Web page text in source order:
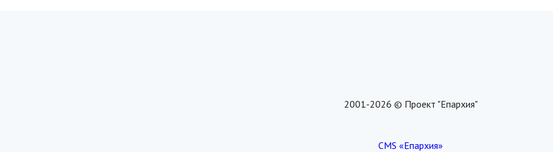
2001-2026 © Проект "Епархия"
CMS «Епархия»